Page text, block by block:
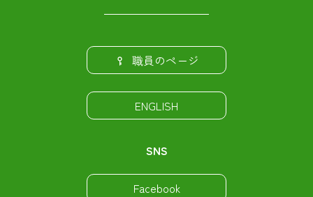
職員のページ
ENGLISH
SNS
Facebook